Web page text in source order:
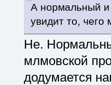
А нормальный и
увидит то, чего
Не.
млмовской
додумается